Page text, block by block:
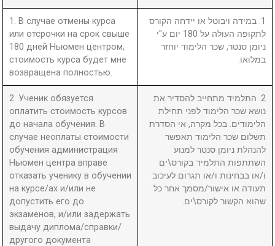
1. В случае отмены курса
или отсрочки на срок свыше
180 дней Ньюмен центром,
стоимость курса будет мне
возвращена полностью.
1. במידה ויבוטל או יידחה הקורס
לתקופה העולה על 180 יום ע"י
ניומן סנטר, שכר הלימוד יוחזר
במלואו.
2. Ученик обязуется
оплатить стоимость курсов
до начала обучения. В
случае неоплаты стоимости
обучения администрация
Ньюмен центра вправе
отказать ученику в обучении
на курсе/ах и/или не
допустить его до
экзаменов, и/или задержать
выдачу диплома/справки/
другого документа
2. התלמיד מתחייב להסדיר את
נושא שכר הלימוד לפני תחילת
הלימודים. בכל מקרה, אי הסדרת
תשלום שכר הלימוד תאפשר
להנהלת ניומן סנטר למנוע
השתתפות התלמיד בקורס\ים
ו/או בבחינות ו/או תגרום לעיכוב
תעודה או אישור/מסמך אחר כל
שהוא הקשור לקורס\ים.